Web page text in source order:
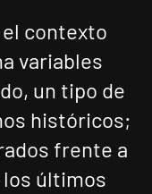
contexto
variables
un tipo de
históricos;
frente a
los últimos